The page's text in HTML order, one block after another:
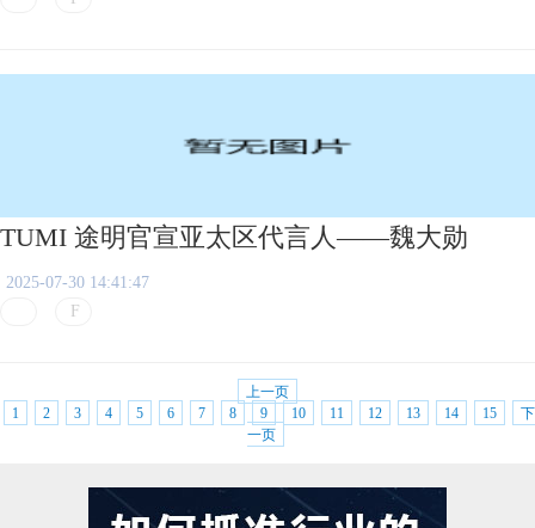
TUMI 途明官宣亚太区代言人——魏大勋
2025-07-30 14:41:47
上一页
1
2 3 4 5 6 7 8 9 10 11 12 13 14 15
下
一页